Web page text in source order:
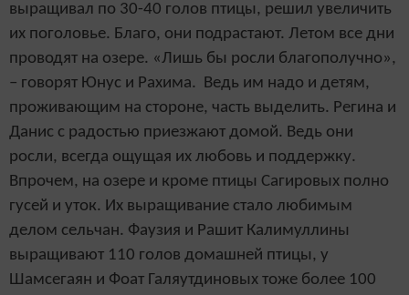
выращивал по 30-40 голов птицы, решил увеличить
их поголовье. Благо, они подрастают. Летом все дни
проводят на озере. «Лишь бы росли благополучно»,
– говорят Юнус и Рахима. Ведь им надо и детям,
проживающим на стороне, часть выделить. Регина и
Данис с радостью приезжают домой. Ведь они
росли, всегда ощущая их любовь и поддержку.
Впрочем, на озере и кроме птицы Сагировых полно
гусей и уток. Их выращивание стало любимым
делом сельчан. Фаузия и Рашит Калимуллины
выращивают 110 голов домашней птицы, у
Шамсегаян и Фоат Галяутдиновых тоже более 100